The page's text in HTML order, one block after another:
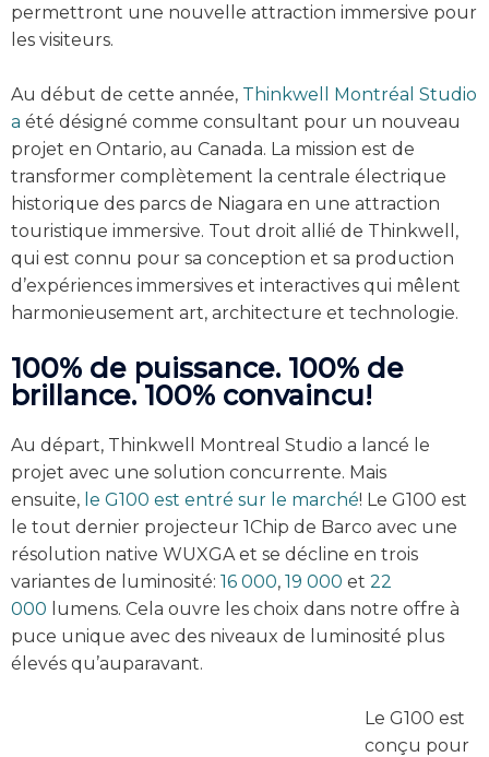
permettront une nouvelle attraction immersive pour
les visiteurs.
Au début de cette année, Thinkwell Montréal Studio
a été désigné comme consultant pour un nouveau
projet en Ontario, au Canada. La mission est de
transformer complètement la centrale électrique
historique des parcs de Niagara en une attraction
touristique immersive. Tout droit allié de Thinkwell,
qui est connu pour sa conception et sa production
d’expériences immersives et interactives qui mêlent
harmonieusement art, architecture et technologie.
100% de puissance. 100% de
brillance. 100% convaincu!
Au départ, Thinkwell Montreal Studio a lancé le
projet avec une solution concurrente. Mais
ensuite, le G100 est entré sur le marché! Le G100 est
le tout dernier projecteur 1Chip de Barco avec une
résolution native WUXGA et se décline en trois
variantes de luminosité: 16 000, 19 000 et 22
000 lumens. Cela ouvre les choix dans notre offre à
puce unique avec des niveaux de luminosité plus
élevés qu’auparavant.
Le G100 est
conçu pour